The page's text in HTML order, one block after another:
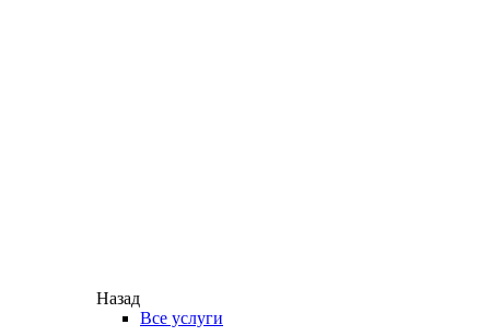
Назад
Все услуги